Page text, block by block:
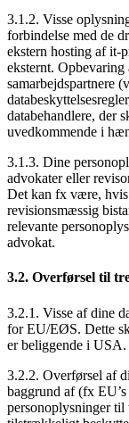
3.1.2. Visse
forbindelse med de
ekstern hosting af it-
eksternt. Opbevaring
samarbejdspartnere
databehandlere, der
uvedkommende i
3.1.3. Dine
advokater eller
Det kan fx være,
revisionsmæssig
relevante
advokat.
3.2. Overførsel til
3.2.1. Visse af dine
for EU/EØS. Dette
er beliggende i USA.
3.2.2. Overførsel af
baggrund af (fx
personoplysninger til